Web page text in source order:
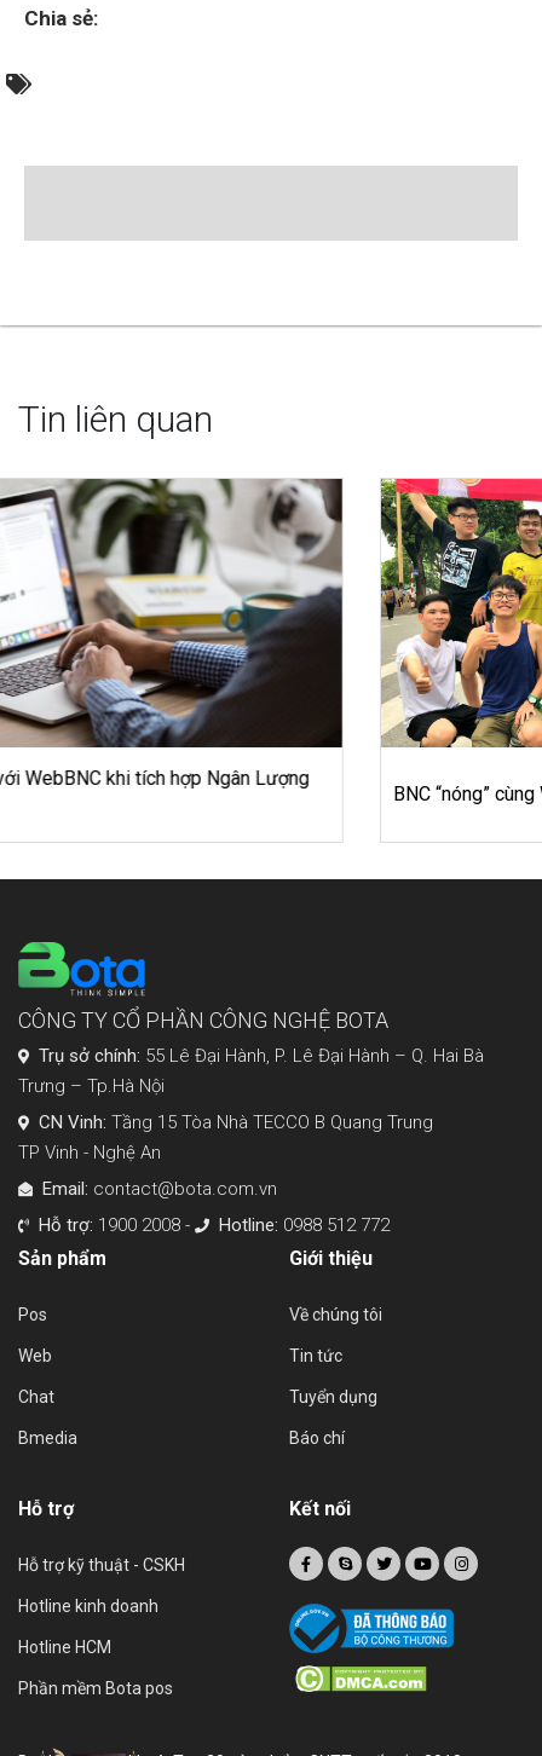
Chia sẻ:
Tin liên quan
BNC “nóng” cùng Worldcup 2018
CÔNG TY CỔ PHẦN CÔNG NGHỆ BOTA
Trụ sở chính: 55 Lê Đại Hành, P. Lê Đại Hành – Q. Hai Bà
Trưng – Tp.Hà Nội
CN Vinh: Tầng 15 Tòa Nhà TECCO B Quang Trung
TP Vinh - Nghệ An
Email: contact@bota.com.vn
Hỗ trợ: 1900 2008 - Hotline: 0988 512 772
Sản phẩm
Pos
Web
Chat
Bmedia
Giới thiệu
Về chúng tôi
Tin tức
Tuyển dụng
Báo chí
Hỗ trợ
Hỗ trợ kỹ thuật - CSKH
Hotline kinh doanh
Hotline HCM
Phần mềm Bota pos
Kết nối